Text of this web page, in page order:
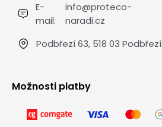
E-
mail:
info@proteco-
naradi.cz
Podbřezí 63, 518 03 Podbřezí
Možnosti platby